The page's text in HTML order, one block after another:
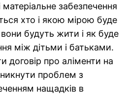
забезпечення
хто і якою мірою буде
будуть жити і як буде
між дітьми і батьками.
договір про аліменти на
проблем з
нащадків в